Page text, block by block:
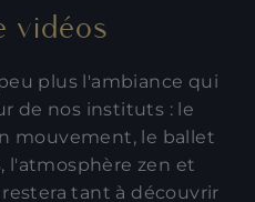
vidéos
plus l'ambiance qui
de nos instituts : le
mouvement, le ballet
l'atmosphère zen et
tant à découvrir